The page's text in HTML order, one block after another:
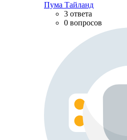
Пума Тайланд
3 ответа
0 вопросов